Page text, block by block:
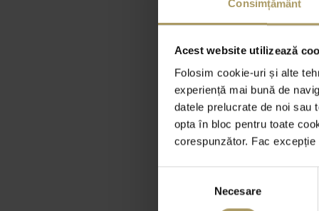
Consimțământ
Acest website utilizează
Folosim cookie-uri și alte
experiență mai bună de
datele prelucrate de noi sau
opta în bloc pentru toate
corespunzător. Fac
consimțământului
Necesare